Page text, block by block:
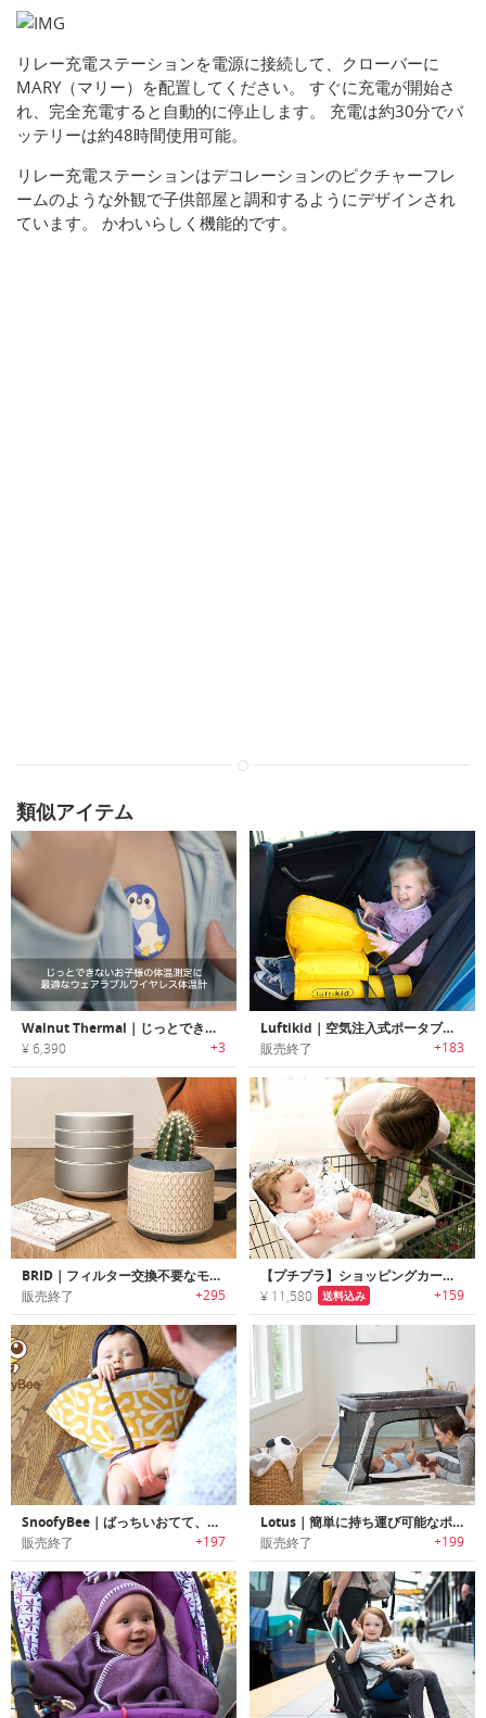
リレー充電ステーションを電源に接続して、クローバーに
MARY（マリー）を配置してください。 すぐに充電が開始さ
れ、完全充電すると自動的に停止します。 充電は約30分でバ
ッテリーは約48時間使用可能。
リレー充電ステーションはデコレーションのピクチャーフレ
ームのような外観で子供部屋と調和するようにデザインされ
ています。 かわいらしく機能的です。
類似アイテム
Walnut Thermal｜じっとできないお子様の体温測定に最適なウェアラブルワイヤレス体温計「ウォルナットサーマル」
¥ 6,390 +3
Luftikid｜空気注入式ポータブルチャイルドシート「ルフティキッド」
販売終了 +183
BRID｜フィルター交換不要なモジュール式空気清浄機「ブリッド」
販売終了 +295
【プチプラ】ショッピングカートに取付けられるベビー用ハンモック
¥ 11,580 送料込み +159
SnoofyBee｜ばっちいおてて、バイバイ！賢いオムツ替えシート「スヌーフィービー」
販売終了 +197
Lotus｜簡単に持ち運び可能なポータブルベビーベッド「ロータス」
販売終了 +199